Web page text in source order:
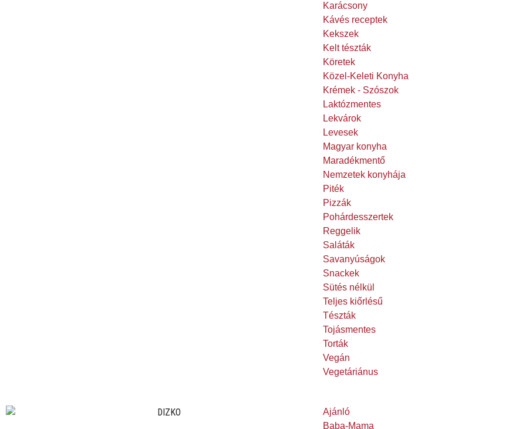
Karácsony
Kávés receptek
Kekszek
Kelt tészták
Köretek
Közel-Keleti Konyha
Krémek - Szószok
Laktózmentes
Lekvárok
Levesek
Magyar konyha
Maradékmentő
Nemzetek konyhája
Piték
Pizzák
Pohárdesszertek
Reggelik
Saláták
Savanyúságok
Snackek
Sütés nélkül
Teljes kiőrlésű
Tészták
Tojásmentes
Torták
Vegán
Vegetáriánus
Ajánló
Baba-Mama